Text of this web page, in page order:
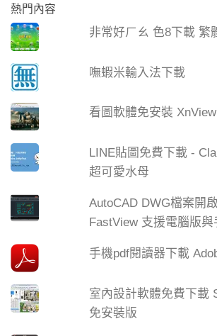
熱門內容
非常好ㄏㄠ 色8下載 繁
嘸蝦米輸入法下載
看圖軟體免安裝
LINE貼圖免費下載 -
超可愛水母
AutoCAD DWG檔案開
FastView 支援電腦版與
手機pdf閱讀器下載
室內設計軟體免費下載
免安裝版